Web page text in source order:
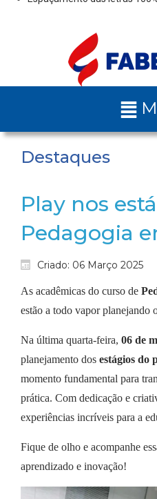
Destaques
Play nos
Pedagogia
Criado: 06 Março 2025
As acadêmicas do curso de
estão a todo vapor planejando
Na última quarta-feira, 06 de
planejamento dos estágios do
momento fundamental para
prática. Com dedicação e
experiências incríveis para a
Fique de olho e acompanhe
aprendizado e inovação!